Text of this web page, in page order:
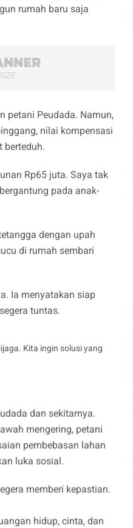
rumah baru saja
petani Peudada. Namun,
nilai kompensasi
berteduh.
Rp65 juta. Saya tak
pada anak-
dengan upah
di rumah sembari
Ia menyatakan siap
tuntas.
Kita ingin solusi yang
dan sekitarnya.
mengering, petani
pembebasan lahan
luka sosial.
memberi kepastian.
hidup, cinta, dan